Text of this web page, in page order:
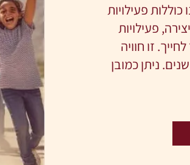
פעילויות
פעילויות
זו חוויה
ניתן כמובן